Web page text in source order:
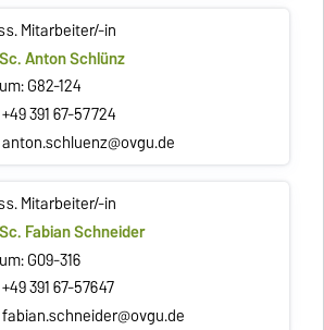
Mitarbeiter/-in
Anton Schlünz
G82-124
+49 391 67-57724
anton.schluenz@ovgu.de
Mitarbeiter/-in
Fabian Schneider
G09-316
+49 391 67-57647
fabian.schneider@ovgu.de